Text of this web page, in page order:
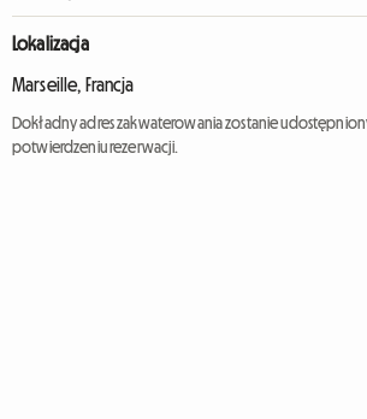
Lokalizacja
Marseille, Francja
Dokładny adres zakwaterowania zostanie
potwierdzeniu rezerwacji.